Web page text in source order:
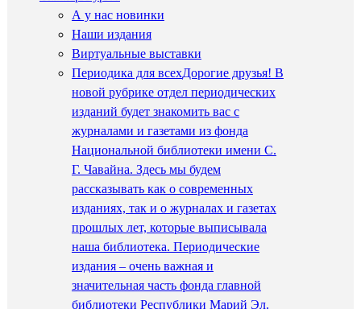
А у нас новинки
Наши издания
Виртуальные выставки
Периодика для всехДорогие друзья! В
новой рубрике отдел периодических
изданий будет знакомить вас с
журналами и газетами из фонда
Национальной библиотеки имени С.
Г. Чавайна. Здесь мы будем
рассказывать как о современных
изданиях, так и о журналах и газетах
прошлых лет, которые выписывала
наша библиотека. Периодические
издания – очень важная и
значительная часть фонда главной
библиотеки Республики Марий Эл.